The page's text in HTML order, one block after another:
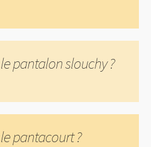
le pantalon slouchy ?
le pantacourt ?